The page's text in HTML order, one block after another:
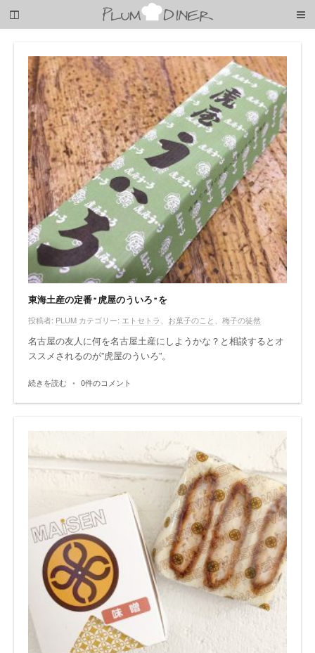
子
東海土産の定番”虎屋のういろ”を
投稿者: PLUM カテゴリー: エトセトラ お菓子のこと 梅子の徒然
名古屋の友人に何を名古屋土産にしようかな？と相談するとオ
ススメされるのが”虎屋のういろ”。
続きを読む • 0件のコメント